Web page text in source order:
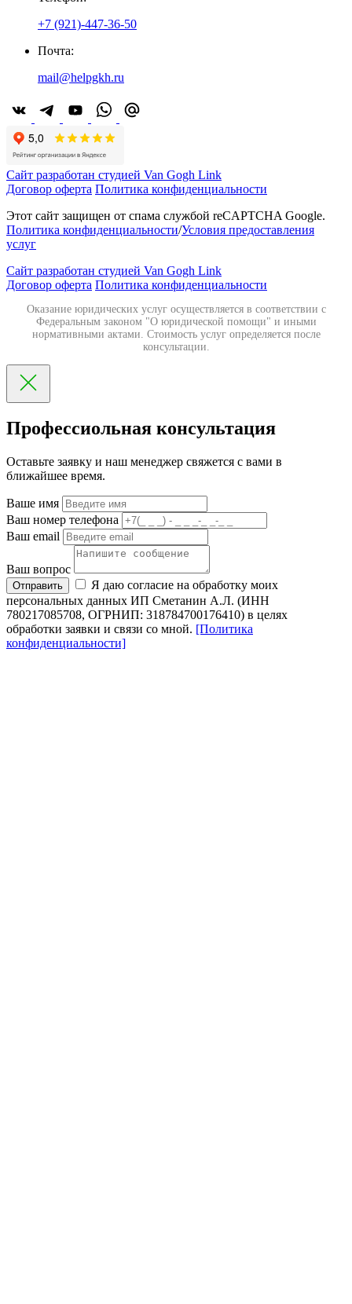
+7 (921)-447-36-50
Почта:
mail@helpgkh.ru
Сайт разработан студией Van Gogh Link
Договор оферта Политика конфиденциальности
Этот сайт защищен от спама службой reCAPTCHA Google.
Политика конфиденциальности/Условия предоставления
услуг
Сайт разработан студией Van Gogh Link
Договор оферта Политика конфиденциальности
Оказание юридических услуг осуществляется в соответствии с
Федеральным законом "О юридической помощи" и иными
нормативными актами. Стоимость услуг определяется после
консультации.
Профессиольная консультация
Оставьте заявку и наш менеджер свяжется с вами в
ближайшее время.
Ваше имя
Ваш номер телефона
Ваш email
Ваш вопрос
Отправить
Я даю согласие на обработку моих
персональных данных ИП Сметанин А.Л. (ИНН
780217085708, ОГРНИП: 318784700176410) в целях
обработки заявки и связи со мной. [Политика
конфиденциальности]